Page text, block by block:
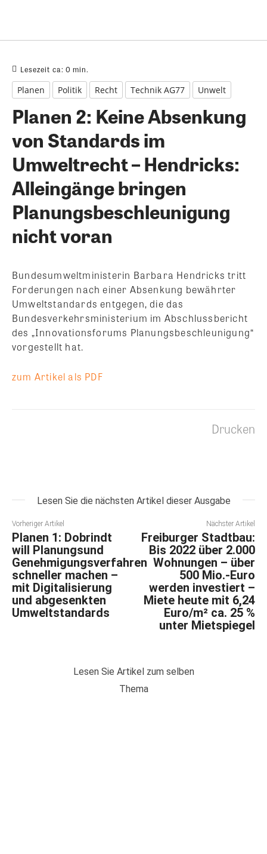
Lesezeit ca: 0 min.
Planen Politik Recht Technik AG77 Unwelt
Planen 2: Keine Absenkung
von Standards im
Umweltrecht – Hendricks:
Alleingänge bringen
Planungsbeschleunigung
nicht voran
Bundesumweltministerin Barbara Hendricks tritt
Forderungen nach einer Absenkung bewährter
Umweltstandards entgegen, die das
Bundesverkehrsministerium im Abschlussbericht
des „Innovationsforums Planungsbeschleunigung“
vorgestellt hat.
zum Artikel als PDF
Drucken
Lesen Sie die nächsten Artikel dieser Ausgabe
Vorheriger Artikel
Planen 1: Dobrindt
will Planungsund
Genehmigungsverfahren
schneller machen –
mit Digitalisierung
und abgesenkten
Umweltstandards
Nächster Artikel
Freiburger Stadtbau:
Bis 2022 über 2.000
Wohnungen – über
500 Mio.-Euro
werden investiert –
Miete heute mit 6,24
Euro/m² ca. 25 %
unter Mietspiegel
Lesen Sie Artikel zum selben
Thema